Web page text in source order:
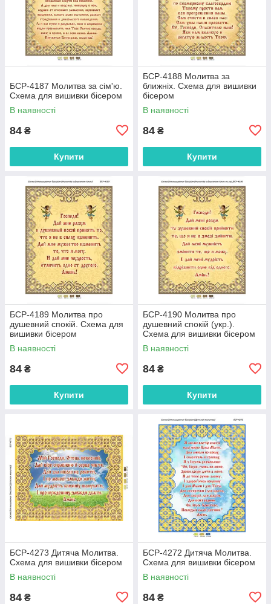
БСР-4187 Молитва за сім'ю.
Схема для вишивки бісером
В наявності
84 ₴
Купити
БСР-4188 Молитва за
ближніх. Схема для вишивки
бісером
В наявності
84 ₴
Купити
БСР-4189 Молитва про
душевний спокій. Схема для
вишивки бісером
В наявності
84 ₴
Купити
БСР-4190 Молитва про
душевний спокій (укр.).
Схема для вишивки бісером
В наявності
84 ₴
Купити
БСР-4273 Дитяча Молитва.
Схема для вишивки бісером
В наявності
84 ₴
БСР-4272 Дитяча Молитва.
Схема для вишивки бісером
В наявності
84 ₴